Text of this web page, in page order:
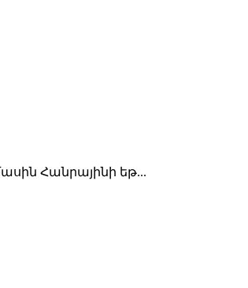
Հանրայինի եթ...